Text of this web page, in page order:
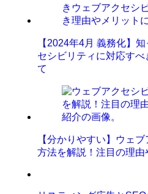
【2024年4月 義務化】
セシビリティに対応す
て
【分かりやすい】ウェ
方法を解説！注目の理